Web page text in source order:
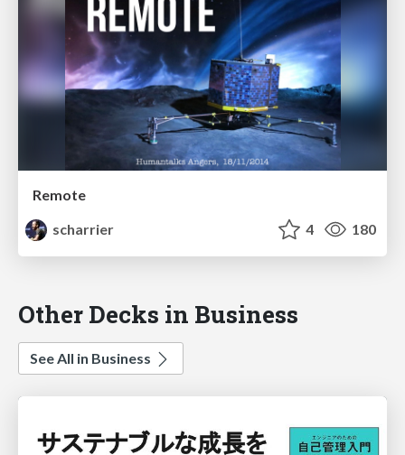
Remote
scharrier
4 180
Other Decks in Business
See All in Business